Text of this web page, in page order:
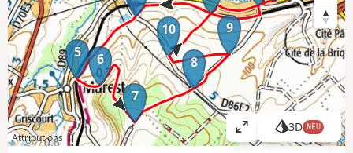
5 6
7
8
9
10
Attributions
K
3D NEU